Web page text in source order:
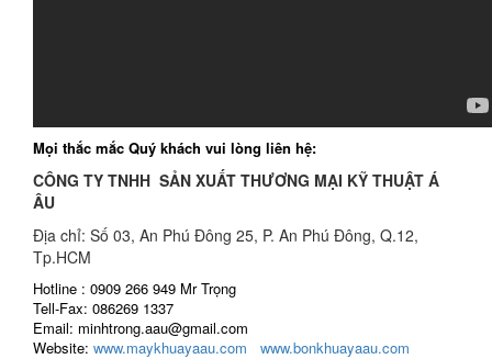
Mọi thắc mắc Quý khách vui lòng liên hệ:
CÔNG TY TNHH SẢN XUẤT THƯƠNG MẠI KỸ THUẬT Á
ÂU
Địa chỉ: Số 03, An Phú Đông 25, P. An Phú Đông, Q.12,
Tp.HCM
Hotline : 0909 266 949 Mr Trọng
Tell-Fax: 086269 1337
Email: minhtrong.aau@gmail.com
Website: www.maykhuayaau.com www.bonkhuayaau.com